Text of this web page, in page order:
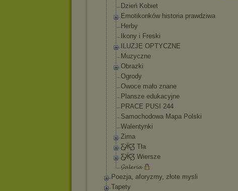
Dzień Kobiet
Emotikonków historia prawdziwa
Herby
Ikony i Freski
ILUZJE OPTYCZNE
Muzyczne
Obrazki
Ogrody
Owoce mało znane
Plansze edukacyjne
PRACE PUSI 244
Samochodowa Mapa Polski
Walentynki
Zima
Ƹ̵̡Ӝ̵̨̄Ʒ Tła
Ƹ̵̡Ӝ̵̨̄Ʒ Wiersze
𝓖𝓪𝓵𝓮𝓻𝓲𝓪
Poezja, aforyzmy, złote mysli
Tapety